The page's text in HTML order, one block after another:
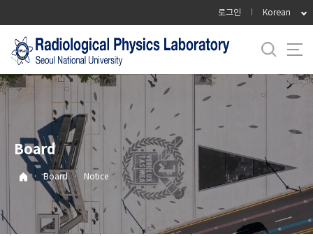
로
메
뉴
로그인 Korean
Board
· Board · Notice